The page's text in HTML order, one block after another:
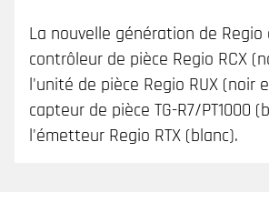
La nouvelle génération de Regio
contrôleur de pièce Regio RCX
l'unité de pièce Regio RUX (noir
capteur de pièce TG-R7/PT1000
l'émetteur Regio RTX (blanc).